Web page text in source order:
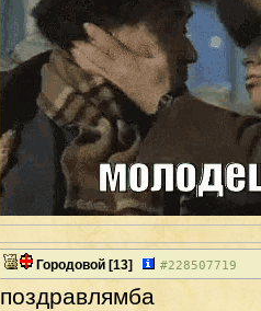
Городовой [13] #228507719
поздравлямба